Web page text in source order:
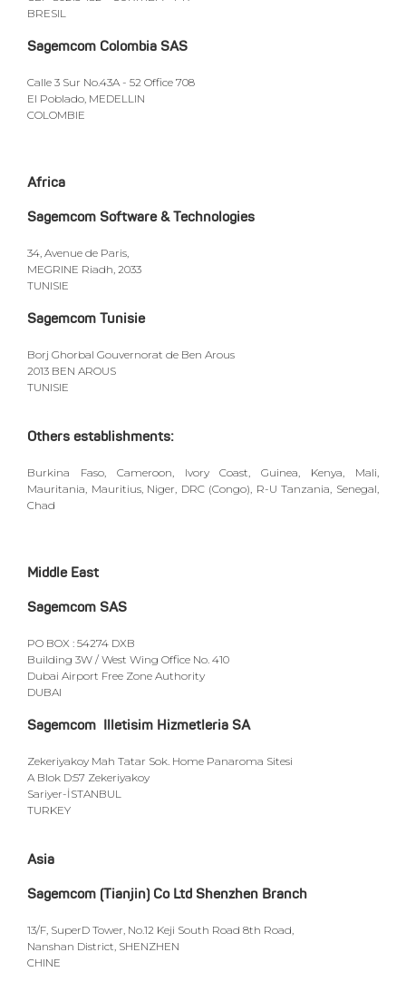
BRESIL
Sagemcom Colombia SAS
Calle 3 Sur No.43A - 52 Office 708
El Poblado, MEDELLIN
COLOMBIE
Africa
Sagemcom Software & Technologies
34, Avenue de Paris,
MEGRINE Riadh, 2033
TUNISIE
Sagemcom Tunisie
Borj Ghorbal Gouvernorat de Ben Arous
2013 BEN AROUS
TUNISIE
Others establishments:
Burkina Faso, Cameroon, Ivory Coast, Guinea, Kenya, Mali,
Mauritania, Mauritius, Niger, DRC (Congo), R-U Tanzania, Senegal,
Chad
Middle East
Sagemcom SAS
PO BOX : 54274 DXB
Building 3W / West Wing Office No. 410
Dubai Airport Free Zone Authority
DUBAI
Sagemcom Illetisim Hizmetleria SA
Zekeriyakoy Mah Tatar Sok. Home Panaroma Sitesi
A Blok D:57 Zekeriyakoy
Sariyer-İSTANBUL
TURKEY
Asia
Sagemcom (Tianjin) Co Ltd Shenzhen Branch
13/F, SuperD Tower, No.12 Keji South Road 8th Road,
Nanshan District, SHENZHEN
CHINE